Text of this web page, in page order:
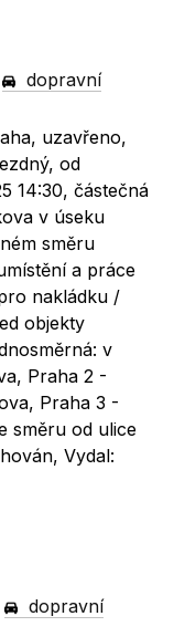
dopravní
uzavřeno,
od
14:30, částečná
v úseku
směru
a práce
nakládku /
objekty
v
Praha 2 -
Praha 3 -
směru od ulice
Vydal:
dopravní